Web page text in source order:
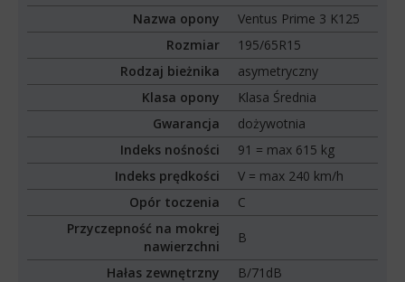
Nazwa opony
Ventus Prime 3 K125
Rozmiar
195/65R15
Rodzaj bieżnika
asymetryczny
Klasa opony
Klasa Średnia
Gwarancja
dożywotnia
Indeks nośności
91 = max 615 kg
Indeks prędkości
V = max 240 km/h
Opór toczenia
C
Przyczepność na mokrej
nawierzchni
B
Hałas zewnętrzny
B/71dB